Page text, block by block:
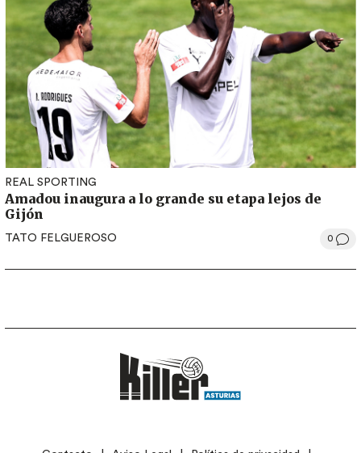
REAL SPORTING
Amadou inaugura a lo grande su etapa lejos de
Gijón
TATO FELGUEROSO 0
LEGAL